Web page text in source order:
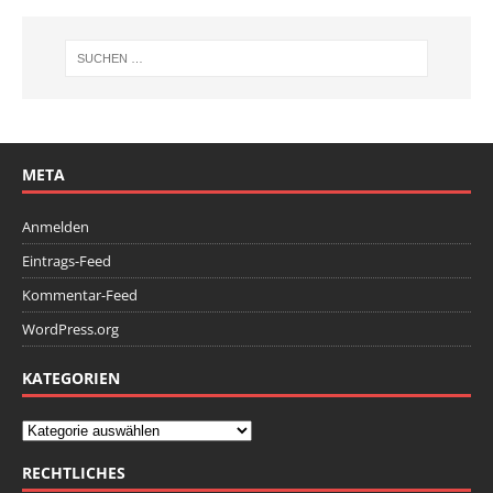
META
Anmelden
Eintrags-Feed
Kommentar-Feed
WordPress.org
KATEGORIEN
RECHTLICHES